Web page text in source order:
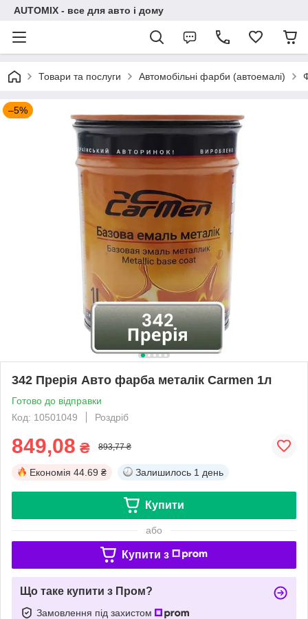
AUTOMIX - все для авто і дому
Товари та послуги Автомобільні фарби (автоемалі)
–5%
342 Прерія Авто фарба металік Carmen 1л
Готово до відправки
Код: 10501049
Роздріб
849,08 ₴ 893,77 ₴
Економія 44.69 ₴ Залишилось 1 день
Купити
або
Купити з
Що таке купити з Пром?
Замовлення під захистом